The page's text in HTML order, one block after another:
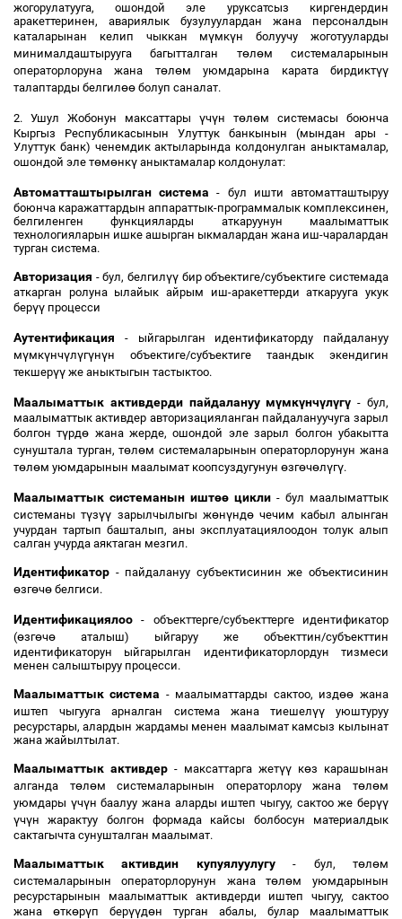
жогорулатууга, ошондой эле уруксатсыз киргендердин
аракеттеринен, авариялык бузулуулардан жана персоналдын
каталарынан келип чыккан мүмкүн болуучу жоготууларды
минималдаштырууга багытталган төлөм системаларынын
операторлоруна жана төлөм уюмдарына карата бирдиктүү
талаптарды белгилөө болуп саналат.
2. Ушул Жобонун максаттары үчүн төлөм системасы боюнча
Кыргыз Республикасынын Улуттук банкынын (мындан ары -
Улуттук банк) ченемдик актыларында колдонулган аныктамалар,
ошондой эле төмөнкү аныктамалар колдонулат:
Автоматташтырылган система - бул ишти автоматташтыруу
боюнча каражаттардын аппараттык-программалык комплексинен,
белгиленген функцияларды аткаруунун маалыматтык
технологияларын ишке ашырган ыкмалардан жана иш-чаралардан
турган система.
Авторизация - бул, белгилүү бир объектиге/субъектиге системада
аткарган ролуна ылайык айрым иш-аракеттерди аткарууга укук
берүү процесси
Аутентификация - ыйгарылган идентификаторду пайдалануу
мүмкүнчүлүгүнүн объектиге/субъектиге таандык экендигин
текшерүү же аныктыгын тастыктоо.
Маалыматтык активдерди пайдалануу мүмкүнчүлүгү - бул,
маалыматтык активдер авторизацияланган пайдалануучуга зарыл
болгон түрдө жана жерде, ошондой эле зарыл болгон убакытта
сунуштала турган, төлөм системаларынын операторлорунун жана
төлөм уюмдарынын маалымат коопсуздугунун өзгөчөлүгү.
Маалыматтык системанын иштөө цикли - бул маалыматтык
системаны түзүү зарылчылыгы жөнүндө чечим кабыл алынган
учурдан тартып башталып, аны эксплуатациялоодон толук алып
салган учурда аяктаган мезгил.
Идентификатор - пайдалануу субъектисинин же объектисинин
өзгөчө белгиси.
Идентификациялоо - объекттерге/субъекттерге идентификатор
(өзгөчө аталыш) ыйгаруу же объекттин/субъекттин
идентификаторун ыйгарылган идентификаторлордун тизмеси
менен салыштыруу процесси.
Маалыматтык система - маалыматтарды сактоо, издөө жана
иштеп чыгууга арналган система жана тиешелүүуюштуруу
ресурстары, алардын жардамы менен маалымат камсыз кылынат
жана жайылтылат.
Маалыматтык активдер - максаттарга жетүү көз карашынан
алганда төлөм системаларынын операторлору жана төлөм
уюмдары үчүн баалуу жана аларды иштеп чыгуу, сактоо же берүү
үчүн жарактуу болгон формада кайсы болбосун материалдык
сактагычта сунушталган маалымат.
Маалыматтык активдин купуялуулугу- бул, төлөм
системаларынын операторлорунун жана төлөм уюмдарынын
ресурстарынын маалыматтык активдерди иштеп чыгуу, сактоо
жана өткөрүп берүүдөн турган абалы, булар маалыматтык